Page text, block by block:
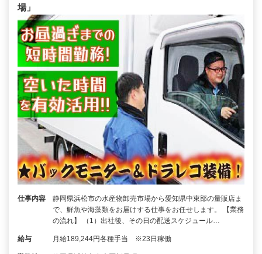
場」
仕事内容
静岡県浜松市の水産物卸売市場から愛知県中東部の量販店ま
で、鮮魚や海藻類をお届けする仕事をお任せします。 【業務
の流れ】 （1）出社後、その日の配送スケジュール…
給与 月給189,244円各種手当 ※23日稼働